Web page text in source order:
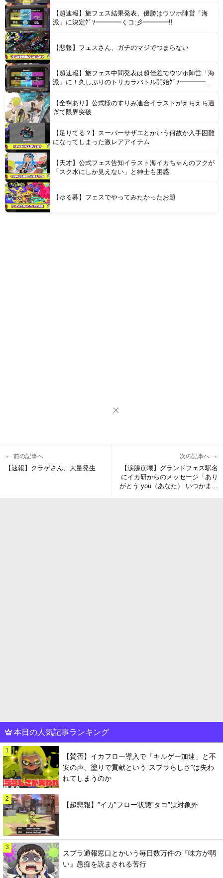
【超速報】旅フェス結果発表、優勝はウツホ陣営「海
派」に決定ｹﾞｿ━━━━くコ:彡━━━━!!
【悲報】フェスさん、ガチのマジでつまらない
【超速報】旅フェス中間発表は超僅差でウツホ陣営「海
派」に！久しぶりのトリカラバトル開始ｹﾞｿ━━━━く
【全裸あり】公式様のすりみ連合イラストがえちえち過
ぎて限界突破
【足りてる？】スーパーサザエとかいう何故か入手困難
になってしまった激レアアイテム
【天才】公式フェス告知イラスト海イカちゃんのフクが
「スク水にしか見えない」と紳士も困惑
【ゆる募】フェスでやってみたかったお題
← 前の記事へ
【速報】クラゲさん、大量発生
次の記事へ →
【涙腺崩壊】グランドフェス駅名
にイカ研からのメッセージ「あり
がとう you（あなた） いつかまた
本日の人気記事ランキング
1
【賛否】イカフロー導入で「キルゲー加速」と不
安の声、塗りで貢献という”スプラらしさ”は失わ
れてしまうのか
2
【超悲報】”イカ”フロー状態”タコ”は対象外
3
スプラ通報窓口とかいう毎日数万件の『味方が弱
い』愚痴を読まされる苦行